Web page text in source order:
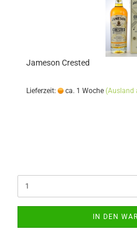
Jameson Crested
Lieferzeit: ca. 1 Woche (Ausland
IN DEN